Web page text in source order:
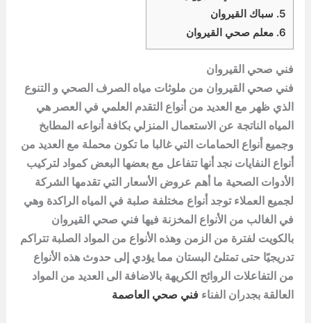
5. سباك القيروان
6. معلم صحي القيروان
فني صحي القيروان
فني صحي القيروان من ملوثات مياه الصرف الصحي و التنوع
الذي ظهر مع العديد من أنواع التقدم العلمي في العصر هي
المياه الناتجة عن الاستعمال المنزلي بكافة أنواعه المطابخ
وجميع أنواع الحمامات التي غالبا ما تكون محملة مع العديد من
أنواع النفايات نجد أنها تتفاعل مع بعضها البعض كمواد لتركيب
الأدوات الصحية ما أهم عروض الأسعار التي تقدمها الشركة
لجميع العملاء توجد أنواع مختلفة صلبة في المياه الراكدة وهي
في الغالب من الأنواع المخزنة فيها فني صحي القيروان
بالكويت لفترة من الزمن وهذه الأنواع من المواد الصلبة تتراكم
تدريجيًا حتى تمتلئ البستان مما يؤدي إلى حدوث هذه الأنواع
من التفاعلات الروائح الكريهة بالاضافة الى العديد من المواد
العالقة بجدران الفناء فني صحي العاصمة